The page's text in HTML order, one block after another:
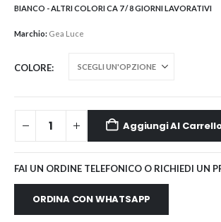
BIANCO - ALTRI COLORI CA 7 / 8 GIORNI LAVORATIVI
Marchio: Gea Luce
COLORE
Aggiungi Al
FAI UN ORDINE TELEFONICO O RICHIEDI UN
ORDINA CON WHATSAPP